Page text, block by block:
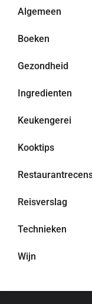
Algemeen
Boeken
Gezondheid
Ingredienten
Keukengerei
Kooktips
Reisverslag
Technieken
Wijn